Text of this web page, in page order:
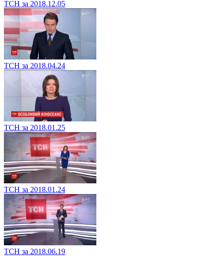
ТСН за 2018.12.05
ТСН за 2018.04.24
ТСН за 2018.01.25
ТСН за 2018.01.24
ТСН за 2018.06.19